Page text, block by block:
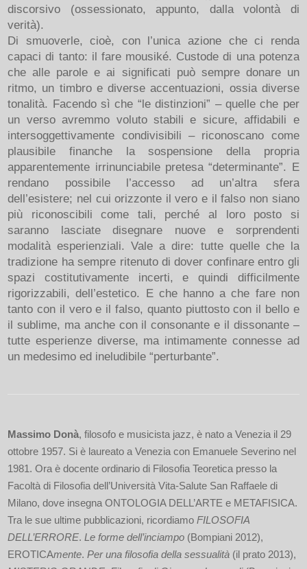
discorsivo (ossessionato, appunto, dalla volontà di
verità).
Di smuoverle, cioè, con l’unica azione che ci renda
capaci di tanto: il fare mousiké. Custode di una potenza
che alle parole e ai significati può sempre donare un
ritmo, un timbro e diverse accentuazioni, ossia diverse
tonalità. Facendo sì che “le distinzioni” – quelle che per
un verso avremmo voluto stabili e sicure, affidabili e
intersoggettivamente condivisibili – riconoscano come
plausibile finanche la sospensione della propria
apparentemente irrinunciabile pretesa “determinante”. E
rendano possibile l’accesso ad un’altra sfera
dell’esistere; nel cui orizzonte il vero e il falso non siano
più riconoscibili come tali, perché al loro posto si
saranno lasciate disegnare nuove e sorprendenti
modalità esperienziali. Vale a dire: tutte quelle che la
tradizione ha sempre ritenuto di dover confinare entro gli
spazi costitutivamente incerti, e quindi difficilmente
rigorizzabili, dell’estetico. E che hanno a che fare non
tanto con il vero e il falso, quanto piuttosto con il bello e
il sublime, ma anche con il consonante e il dissonante –
tutte esperienze diverse, ma intimamente connesse ad
un medesimo ed ineludibile “perturbante”.
Massimo Donà, filosofo e musicista jazz, è nato a Venezia il 29
ottobre 1957. Si è laureato a Venezia con Emanuele Severino nel
1981. Ora è docente ordinario di Filosofia Teoretica presso la
Facoltà di Filosofia dell’Università Vita-Salute San Raffaele di
Milano, dove insegna ONTOLOGIA DELL’ARTE e METAFISICA.
Tra le sue ultime pubblicazioni, ricordiamoFILOSOFIA
DELL’ERRORE. Le forme dell’inciampo (Bompiani 2012),
EROTICAmente.Per una filosofia della sessualità (il prato 2013),